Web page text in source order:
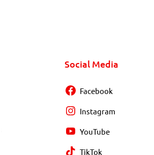
Social Media
Facebook
Instagram
YouTube
TikTok